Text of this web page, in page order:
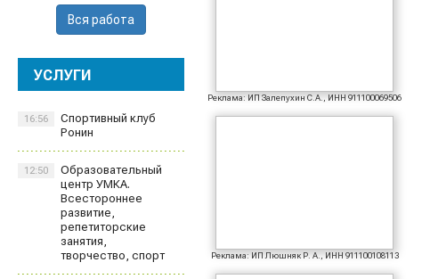
Вся работа
УСЛУГИ
Спортивный клуб
Ронин
16:56
Образовательный
центр УМКА.
Всестороннее
развитие,
репетиторские
занятия,
творчество, спорт
12:50
Реклама: ИП Залепухин С.А., ИНН 911100069506
Реклама: ИП Люшняк Р. А., ИНН 911100108113